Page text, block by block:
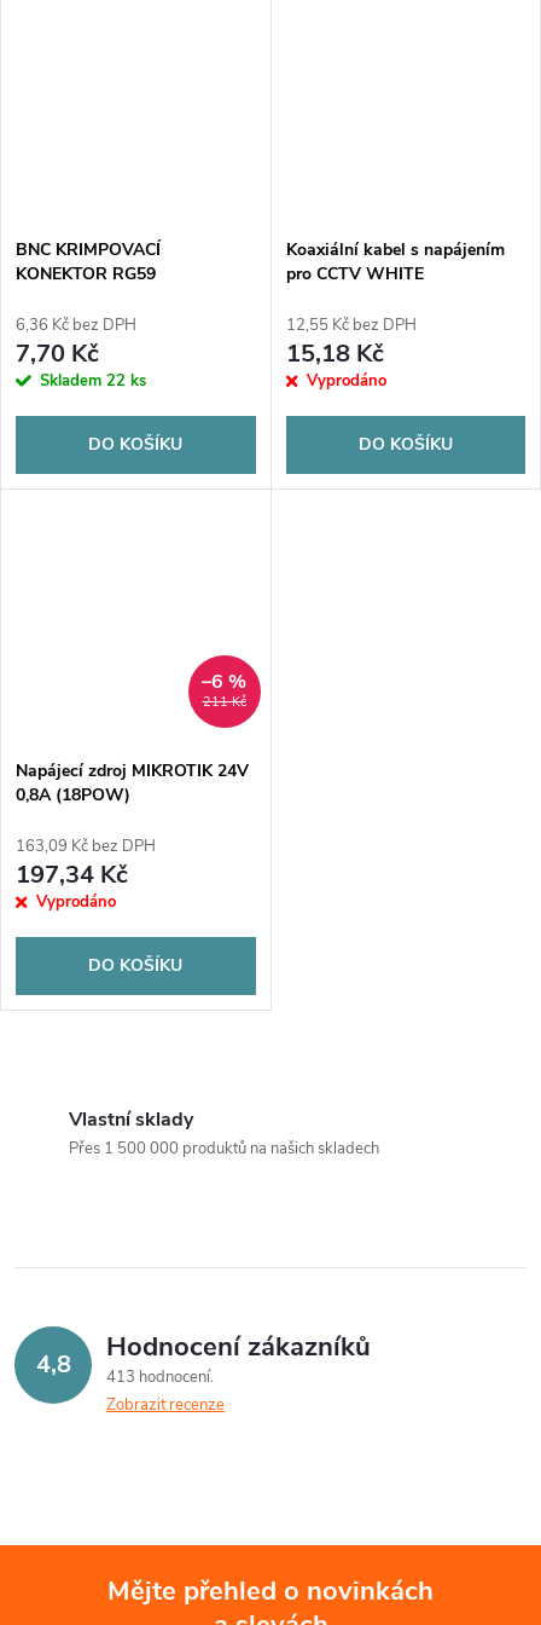
BNC KRIMPOVACÍ
KONEKTOR RG59
6,36 Kč bez DPH
7,70 Kč
Skladem 22 ks
DO KOŠÍKU
Koaxiální kabel s napájením
pro CCTV WHITE
ELEKTROKABEL 1m
12,55 Kč bez DPH
15,18 Kč
Vyprodáno
DO KOŠÍKU
211 Kč
–6 %
Napájecí zdroj MIKROTIK 24V
0,8A (18POW)
163,09 Kč bez DPH
197,34 Kč
Vyprodáno
DO KOŠÍKU
d
a
c
Vlastní sklady
Přes 1 500 000 produktů na našich skladech
4,8 Hodnocení zákazníků
413 hodnocení
Zobrazit recenze
Mějte přehled o novinkách